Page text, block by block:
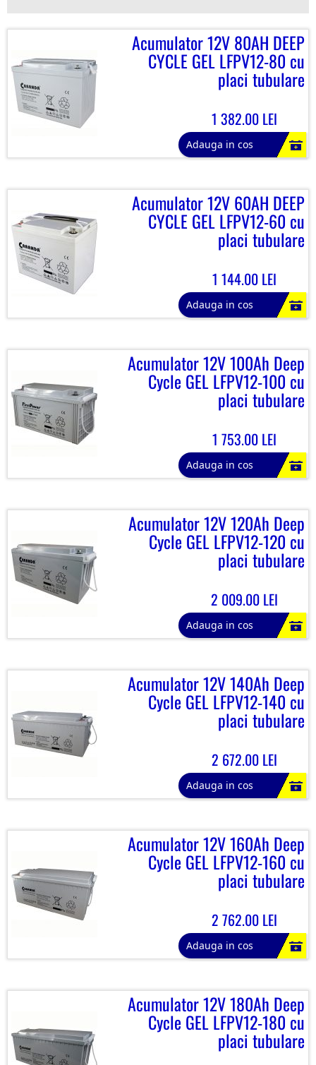
Acumulator 12V 80AH DEEP
CYCLE GEL LFPV12-80 cu
placi tubulare
1 382.00 LEI
Adauga in cos
Acumulator 12V 60AH DEEP
CYCLE GEL LFPV12-60 cu
placi tubulare
1 144.00 LEI
Adauga in cos
Acumulator 12V 100Ah Deep
Cycle GEL LFPV12-100 cu
placi tubulare
1 753.00 LEI
Adauga in cos
Acumulator 12V 120Ah Deep
Cycle GEL LFPV12-120 cu
placi tubulare
2 009.00 LEI
Adauga in cos
Acumulator 12V 140Ah Deep
Cycle GEL LFPV12-140 cu
placi tubulare
2 672.00 LEI
Adauga in cos
Acumulator 12V 160Ah Deep
Cycle GEL LFPV12-160 cu
placi tubulare
2 762.00 LEI
Adauga in cos
Acumulator 12V 180Ah Deep
Cycle GEL LFPV12-180 cu
placi tubulare